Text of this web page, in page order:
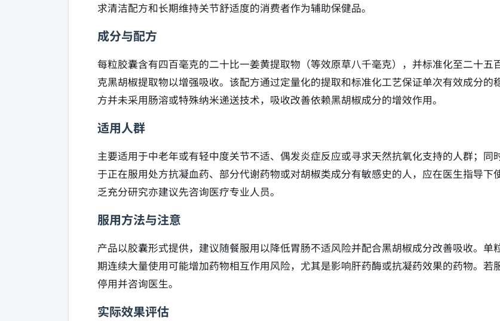
求清洁配方和长期维持关节舒适度的消费者作为辅助保健品。
成分与配方
每粒胶囊含有四百毫克的二十比一姜黄提取物（等效原草八千毫克），并标准化至二十
克黑胡椒提取物以增强吸收。该配方通过定量化的提取和标准化工艺保证单次有效成分
方并未采用肠溶或特殊纳米递送技术，吸收改善依赖黑胡椒成分的增效作用。
适用人群
主要适用于中老年或有轻中度关节不适、偶发炎症反应或寻求天然抗氧化支持的人群；
于正在服用处方抗凝血药、部分代谢药物或对胡椒类成分有敏感史的人，应在医生指导
乏充分研究亦建议先咨询医疗专业人员。
服用方法与注意
产品以胶囊形式提供，建议随餐服用以降低胃肠不适风险并配合黑胡椒成分改善吸收。
期连续大量使用可能增加药物相互作用风险，尤其是影响肝药酶或抗凝药效果的药物。
停用并咨询医生。
实际效果评估